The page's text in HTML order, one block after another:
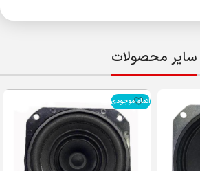
سایر محصولات
اتمام موجودی